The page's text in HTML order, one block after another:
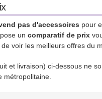
pas d'accessoires pour
un comparatif de prix
voir les meilleurs offres du
et livraison) ci-dessous ne
métropolitaine.